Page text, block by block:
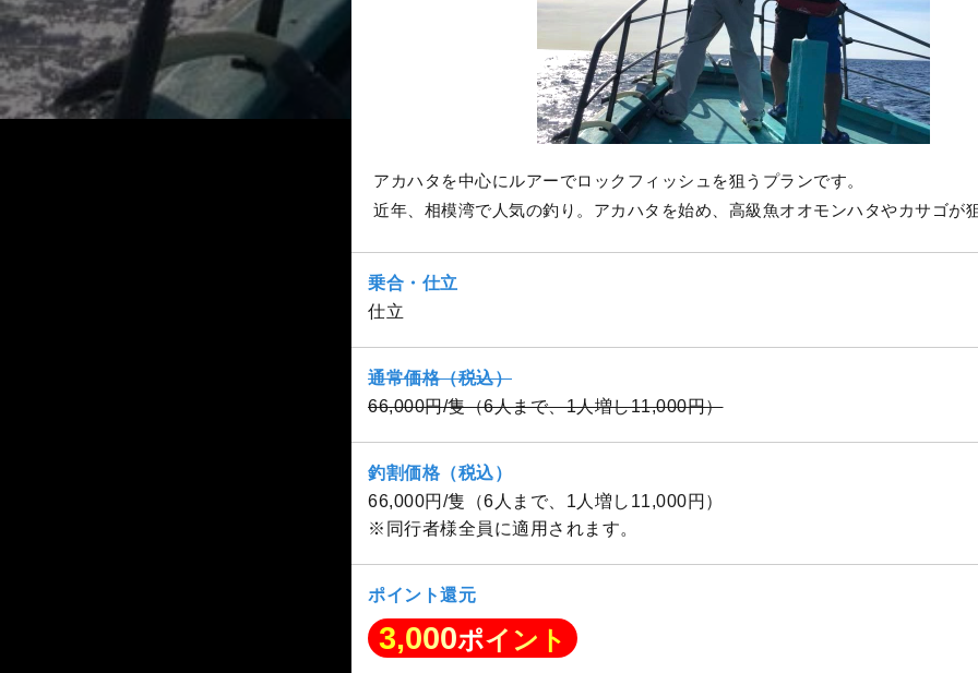
アカハタを中心にルアーでロックフィッシュを狙うプランです。
近年、相模湾で人気の釣り。アカハタを始め、高級魚オオモンハタやカサゴが
乗合・仕立
仕立
通常価格（税込）
66,000円/隻（6人まで、1人増し11,000円）
釣割価格（税込）
66,000円/隻（6人まで、1人増し11,000円）
※同行者様全員に適用されます。
ポイント還元
3,000ポイント